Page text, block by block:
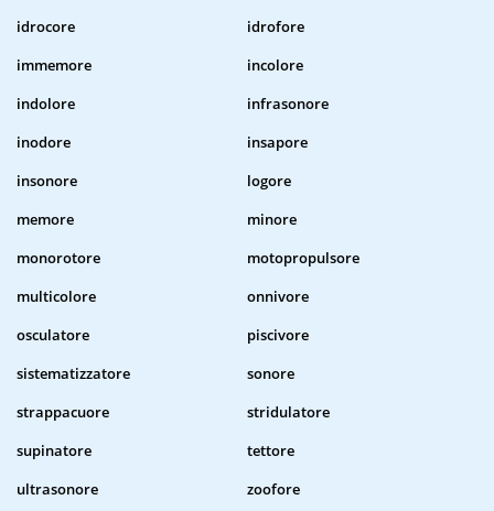
idrocore
idrofore
immemore
incolore
indolore
infrasonore
inodore
insapore
insonore
logore
memore
minore
monorotore
motopropulsore
multicolore
onnivore
osculatore
piscivore
sistematizzatore
sonore
strappacuore
stridulatore
supinatore
tettore
ultrasonore
zoofore